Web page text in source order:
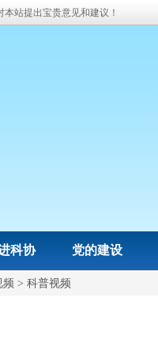
站提出宝贵意见和建议！
科协 党的建设
频 > 科普视频